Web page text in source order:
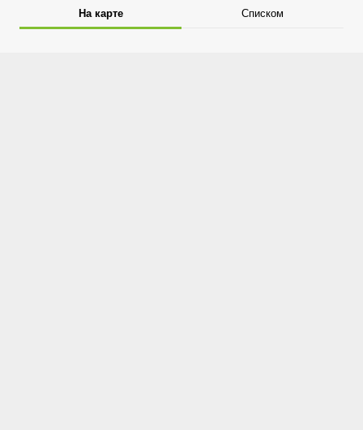
На карте Списком